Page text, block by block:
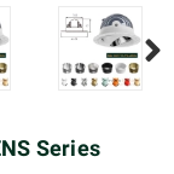
Series